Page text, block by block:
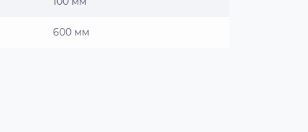
600 мм